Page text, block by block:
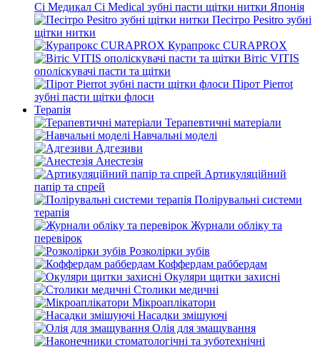
Сі Медикал Ci Medical зубні пасти щітки нитки Японія
Песітро Pesitro зубні
щітки нитки
Курапрокс CURAPROX
Вітіс VITIS
ополіскувачі пасти та щітки
Пірот Pierrot
зубні пасти щітки флоси
Терапія
Терапевтичні матеріали
Навчальні моделі
Адгезиви
Анестезія
Артикуляційний
папір та спрей
Полірувальні системи
терапія
Журнали обліку та
перевірок
Розколірки зубів
Коффердам раббердам
Окуляри щитки захисні
Столики медичні
Мікроаплікатори
Насадки змішуючі
Олія для змащування